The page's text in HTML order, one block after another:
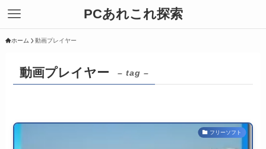
PCあれこれ探索
ホーム 動画プレイヤー
動画プレイヤー – tag –
フリーソフト